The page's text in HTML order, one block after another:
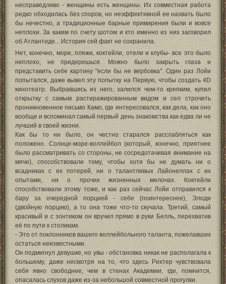
несправедливо - женщины есть женщины. Их совместная работа
редко обходилась без споров, но неэффективной ее назвать было
бы нечестно, а традиционные барные примирения были и вовсе
неплохи. За каким по счету шотом и кто именно из них заговорил
об Атлантиде... История сей факт не сохранила.
Нет, конечно, море, пляжи, коктейли, отели и клубы- все это было
неплохо, не придерешься. Можно было закрыть глаза и
представить себе картину "если бы не вербовка". Один раз Лойи
попытался, даже вывел эту попытку на Первую, чтобы создать 4D
кинотеатр. Выбравшись из него, залился чем-то крепким, купил
открытку с самым растиражированным видом и сел строчить
проникновенное письмо Камо, где интересовался, как дела, как оно
вообще и вспоминал самый первый день знакомства как едва ли не
лучший в своей жизни.
Как бы то ни было, он честно старался расслабляться как
положено. Солнце-море-воллейбол (который, конечно, приятнее
было рассматривать со стороны, не сосредотачивая внимание на
мяче), способствовали тому, чтобы хотя бы не думать ни о
всадниках с их потерей, ни о талантливых Лайонеллах с их
опытами, ни о прочих жизненных мелочах. Коктейли
способствовали этому тоже, и как раз сейчас Лойи отправился к
бару за очередной порцией - себе (поинтереснее), Элоди
(двойную порцию), а то она тоже что-то скучала. Третий, самый
красивый и с зонтиком он вручил прямо в руки Белль, перехватив
её по пути к столикам.
- Это от поклонников вашего воллейбольного таланта, пожелавших
остаться неизвестными.
Он подмигнул девушке, но увы - обстановка никак не располагала к
большему, даже несмотря на то, что здесь Рихтер чувствовала
себя явно свободнее, чем в стенах Академии, где, помнится,
опасалась слухов даже из-за небольшой совместной прогулки.